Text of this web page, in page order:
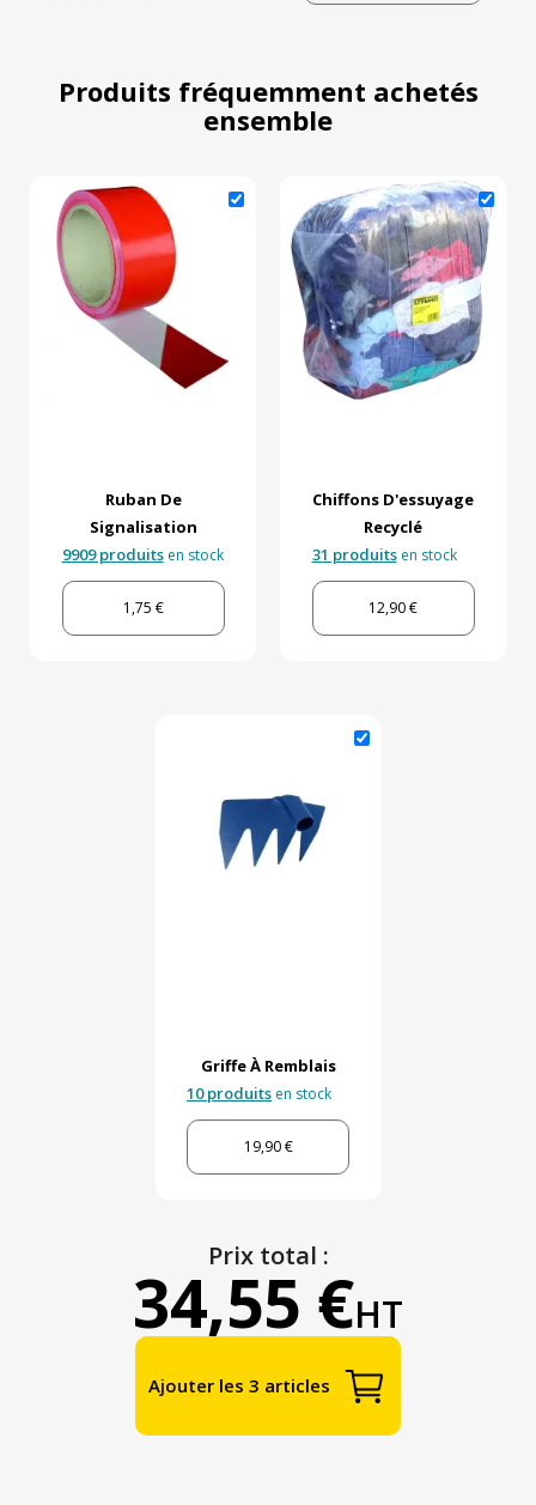
Produits fréquemment achetés
ensemble
Ruban De
Signalisation
9909 produitsen stock
1,75 €
Chiffons D'essuyage
Recyclé
31 produitsen stock
12,90 €
Griffe À Remblais
10 produits en stock
19,90 €
Prix total :
34,55 €HT
Ajouter les 3 articles